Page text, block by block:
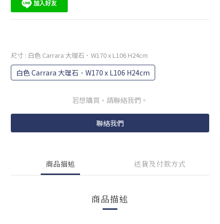
尺寸 : 白色 Carrara 大理石．W170 x L106 H24cm
白色 Carrara 大理石．W170 x L106 H24cm
若想購買，請聯絡我們。
聯絡我們
商品描述 送貨及付款方式
商品描述